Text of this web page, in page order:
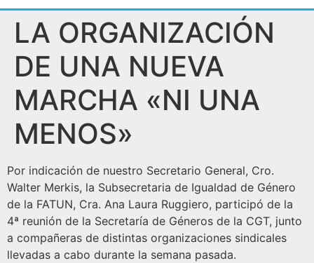
LA ORGANIZACIÓN
DE UNA NUEVA
MARCHA «NI UNA
MENOS»
Por indicación de nuestro Secretario General, Cro.
Walter Merkis, la Subsecretaria de Igualdad de Género
de la FATUN, Cra. Ana Laura Ruggiero, participó de la
4ª reunión de la Secretaría de Géneros de la CGT, junto
a compañeras de distintas organizaciones sindicales
llevadas a cabo durante la semana pasada.